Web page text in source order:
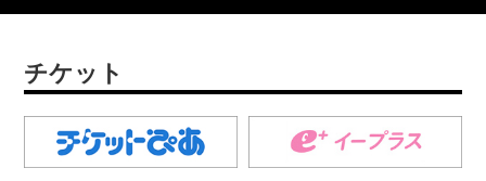
チケット